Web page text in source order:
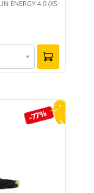
ENERGY 4.0 (XS-
▾
-77%